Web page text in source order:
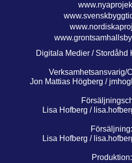
Digitala Medier / Stordåhd
Verksamhetsansvarig/
Jon Mattias Högberg /
Lisa Hofberg /
Försäljning:
Lisa Hofberg /
Produktion: